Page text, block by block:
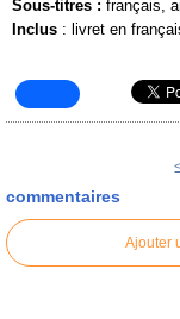
Sous-titres : français,
Inclus : livret en
commentaires
Ajouter